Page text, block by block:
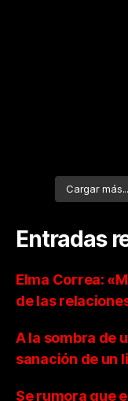
Cargar más...
Entradas
Elma Correa:
de las
A la sombra de
sanación de un
Se rumora que